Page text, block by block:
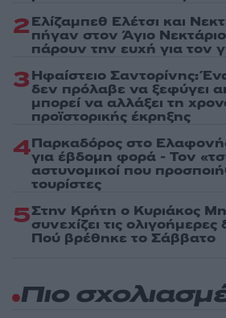
2Ελίζαμπεθ Ελέτσι και
πήγαν στον Άγιο
πάρουν την ευχή για τον
3Ηφαίστειο Σαντορίνης:
δεν πρόλαβε να ξεφύγει
μπορεί να αλλάξει τη
προϊστορικής έκρηξης
4Παρκαδόρος στο
για έβδομη φορά - Τον
αστυνομικοί που
τουρίστες
5Στην Κρήτη ο Κυριάκος
συνεχίζει τις
Πού βρέθηκε το Σάββατο
Πιο